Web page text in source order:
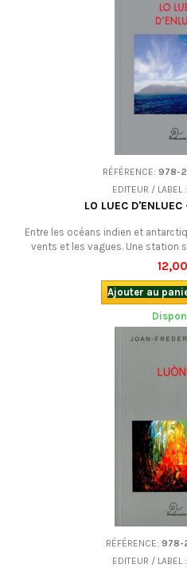
RÉFÉRENCE: 978-
EDITEUR / LABEL :
LO LUEC D'ENLUEC
Entre les océans indien et
vents et les vagues. Une station
l’auteur, météorologue de son
hivernage. Il nous raconte la vie dans
et enfer.Un roman vécu,
Ajouter au
RÉFÉRENCE: 978-
EDITEUR / LABEL :